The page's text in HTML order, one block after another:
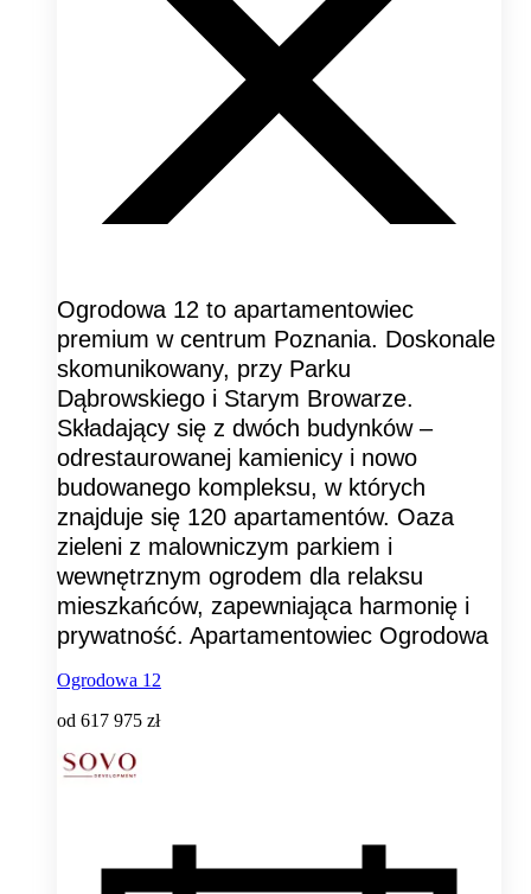
Ogrodowa 12 to apartamentowiec
premium w centrum Poznania. Doskonale
skomunikowany, przy Parku
Dąbrowskiego i Starym Browarze.
Składający się z dwóch budynków –
odrestaurowanej kamienicy i nowo
budowanego kompleksu, w których
znajduje się 120 apartamentów. Oaza
zieleni z malowniczym parkiem i
wewnętrznym ogrodem dla relaksu
mieszkańców, zapewniająca harmonię i
prywatność. Apartamentowiec Ogrodowa
Ogrodowa 12
od 617 975 zł